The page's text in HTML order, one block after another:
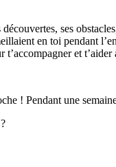
ses
en toi pendant
et
! Pendant une